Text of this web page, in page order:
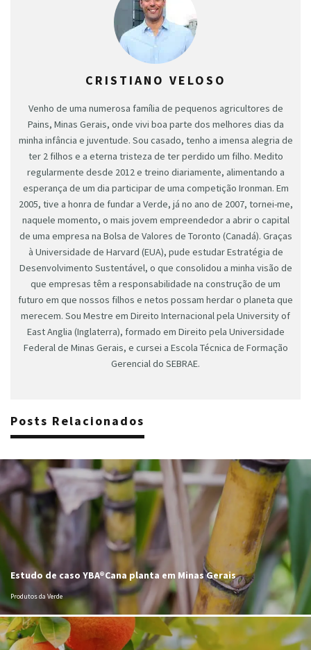
CRISTIANO VELOSO
Venho de uma numerosa família de pequenos agricultores de
Pains, Minas Gerais, onde vivi boa parte dos melhores dias da
minha infância e juventude. Sou casado, tenho a imensa alegria de
ter 2 filhos e a eterna tristeza de ter perdido um filho. Medito
regularmente desde 2012 e treino diariamente, alimentando a
esperança de um dia participar de uma competição Ironman. Em
2005, tive a honra de fundar a Verde, já no ano de 2007, tornei-me,
naquele momento, o mais jovem empreendedor a abrir o capital
de uma empresa na Bolsa de Valores de Toronto (Canadá). Graças
à Universidade de Harvard (EUA), pude estudar Estratégia de
Desenvolvimento Sustentável, o que consolidou a minha visão de
que empresas têm a responsabilidade na construção de um
futuro em que nossos filhos e netos possam herdar o planeta que
merecem. Sou Mestre em Direito Internacional pela University of
East Anglia (Inglaterra), formado em Direito pela Universidade
Federal de Minas Gerais, e cursei a Escola Técnica de Formação
Gerencial do SEBRAE.
Posts Relacionados
Estudo de caso YBA®Cana planta em Minas Gerais
Produtos da Verde